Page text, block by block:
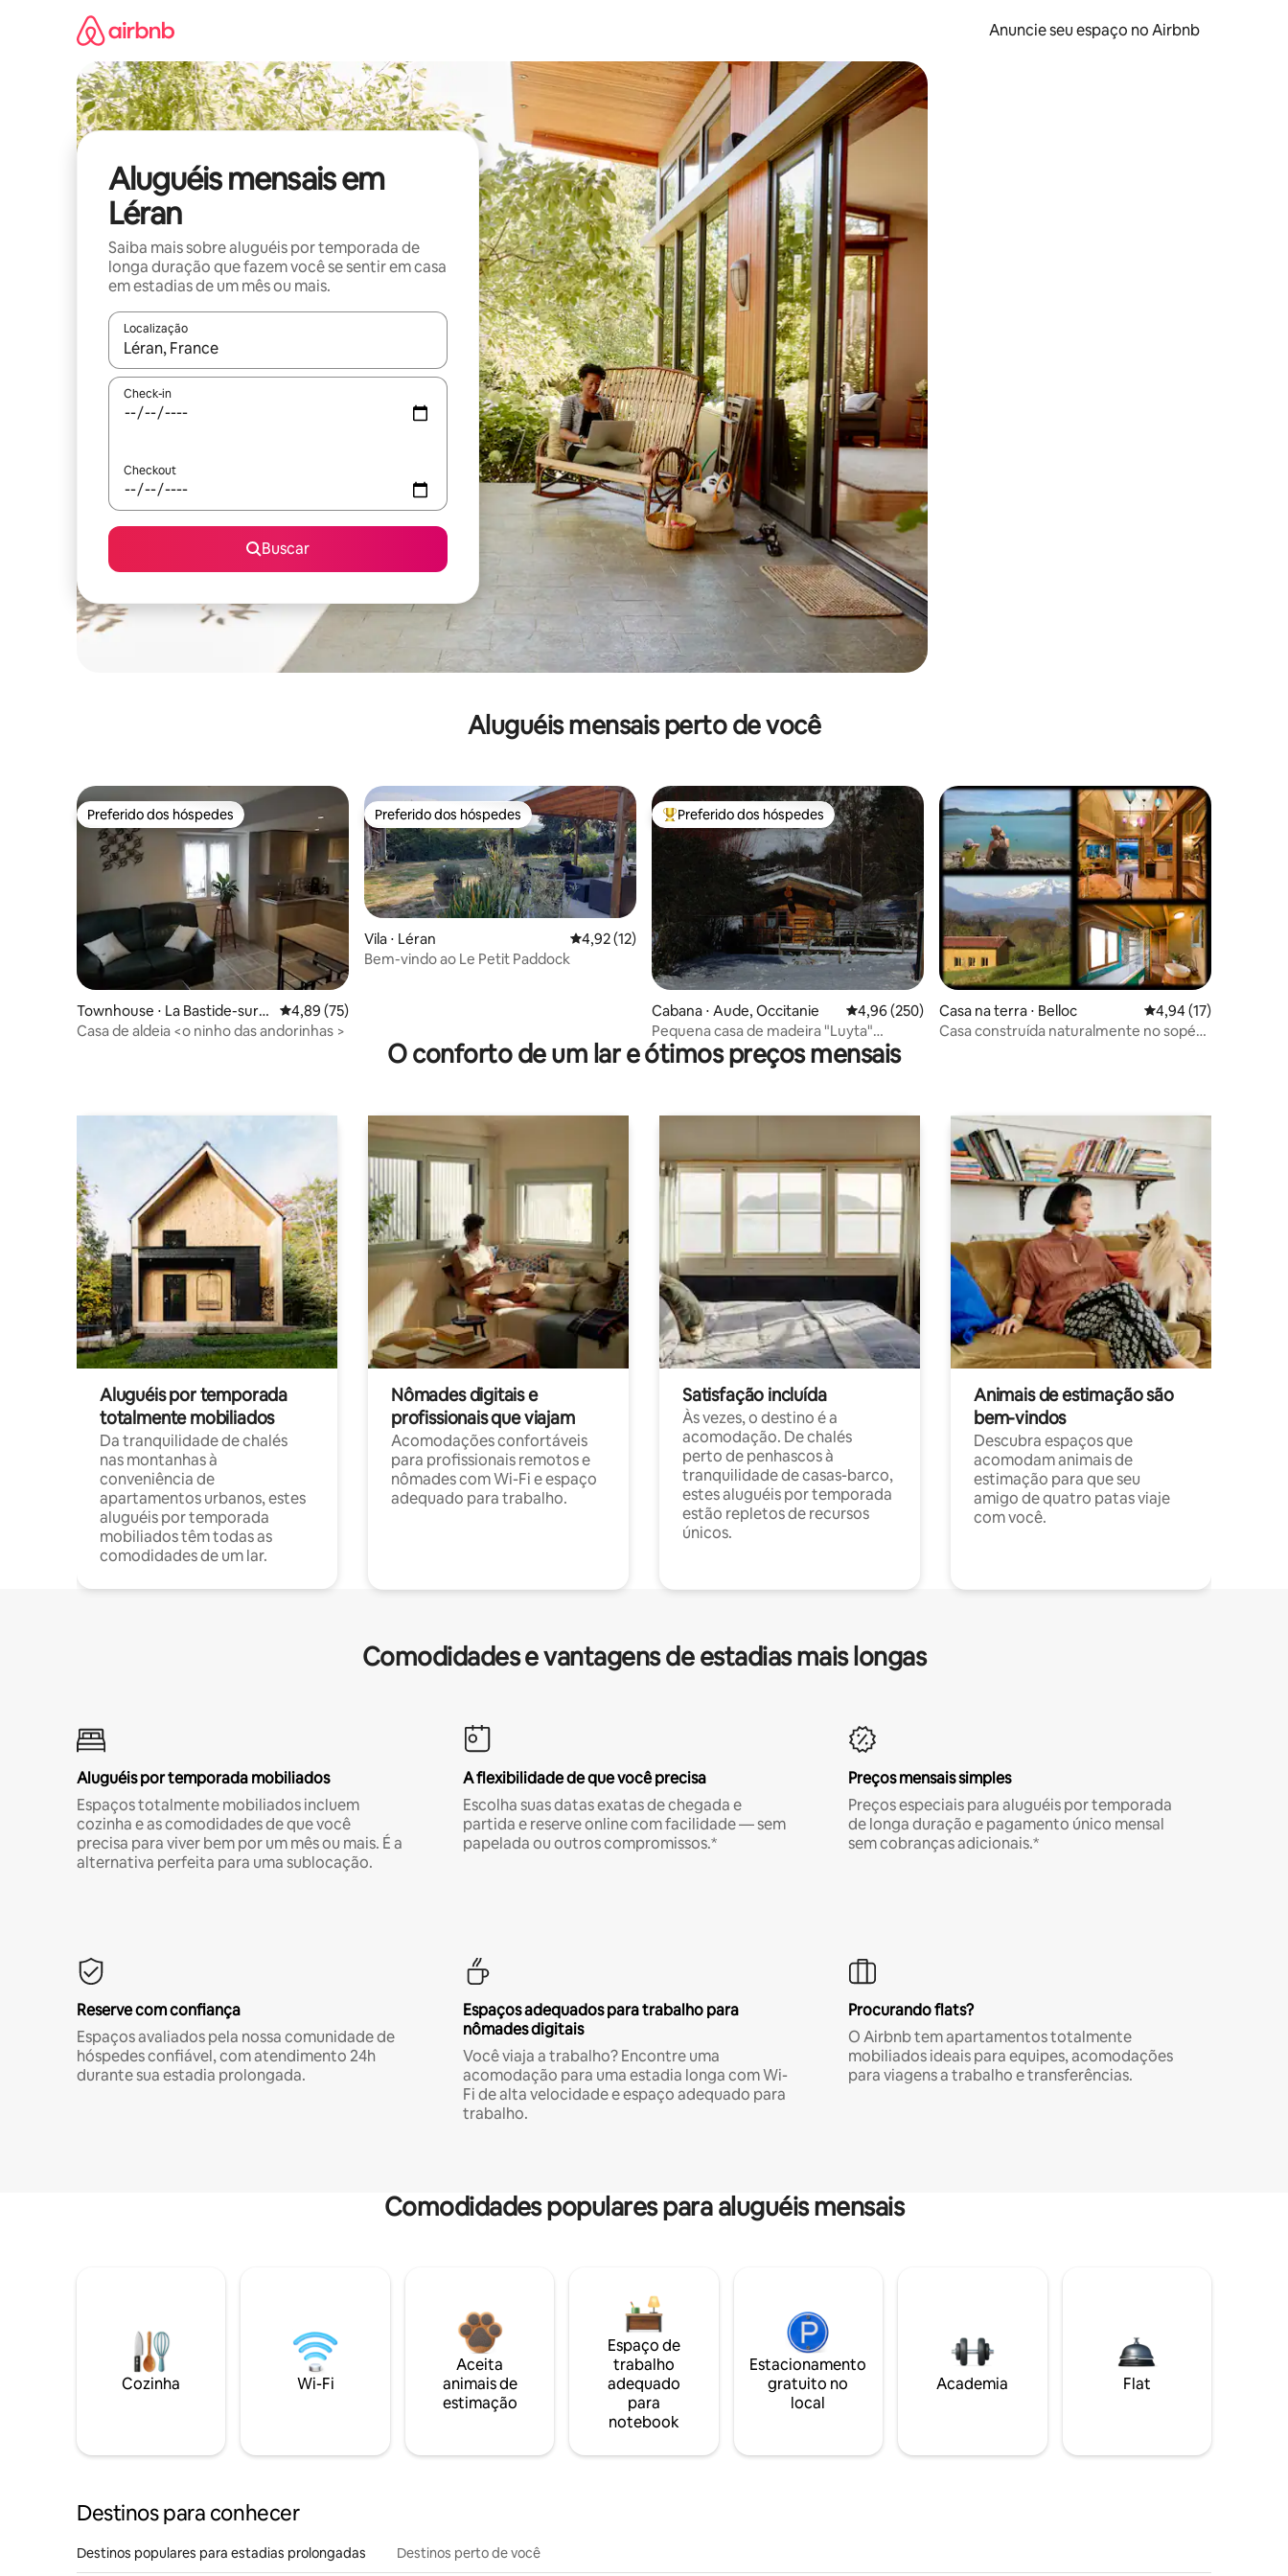
Anuncie seu espaço no Airbnb
Aluguéis mensais em
Léran
Saiba mais sobre aluguéis por temporada de
longa duração que fazem você se sentir em casa
em estadias de um mês ou mais.
Localização
Quando os resultados estiverem disponíveis, explore-os usando as seta para cima e para baixo do teclado ou tocando e deslizando o dedo na tela.
Check-in
Checkout
Buscar
Aluguéis mensais perto de você
Preferido dos hóspedes
Preferido dos hóspedes
Townhouse ⋅ La Bastide-sur-
l'Hers
4,89 de uma avaliação média de 5, 75 avaliações
4,89 (75)
Casa de aldeia <o ninho das andorinhas >
Preferido dos hóspedes
Preferido dos hóspedes
Vila ⋅ Léran 4,92 de uma avaliação média de 5, 12 avaliações
4,92 (12)
Bem-vindo ao Le Petit Paddock
Entre os melhores preferidos dos hóspedes
Preferido dos hóspedes
Cabana ⋅ Aude, Occitanie 4,96 de uma avaliação média de 5, 250 avaliações
4,96 (250)
Pequena casa de madeira "Luyta"
cercada por florestas
Casa na terra ⋅ Belloc 4,94 de uma
4,94 (17)
Casa construída naturalmente no sopé
O conforto de um lar e ótimos preços mensais
Aluguéis por temporada
totalmente mobiliados
Da tranquilidade de chalés
nas montanhas à
conveniência de
apartamentos urbanos, estes
aluguéis por temporada
mobiliados têm todas as
comodidades de um lar.
Nômades digitais e
profissionais que viajam
Acomodações confortáveis
para profissionais remotos e
nômades com Wi-Fi e espaço
adequado para trabalho.
Satisfação incluída
Às vezes, o destino é a
acomodação. De chalés
perto de penhascos à
tranquilidade de casas-barco,
estes aluguéis por temporada
estão repletos de recursos
únicos.
Animais de estimação são
bem-vindos
Descubra espaços que
acomodam animais de
estimação para que seu
amigo de quatro patas viaje
com você.
Comodidades e vantagens de estadias mais longas
Aluguéis por temporada mobiliados
Espaços totalmente mobiliados incluem
cozinha e as comodidades de que você
precisa para viver bem por um mês ou mais. É a
alternativa perfeita para uma sublocação.
A flexibilidade de que você precisa
Escolha suas datas exatas de chegada e
partida e reserve online com facilidade — sem
papelada ou outros compromissos.*
Preços mensais simples
Preços especiais para aluguéis por temporada
de longa duração e pagamento único mensal
sem cobranças adicionais.*
Reserve com confiança
Espaços avaliados pela nossa comunidade de
hóspedes confiável, com atendimento 24h
durante sua estadia prolongada.
Espaços adequados para trabalho para
nômades digitais
Você viaja a trabalho? Encontre uma
acomodação para uma estadia longa com Wi-
Fi de alta velocidade e espaço adequado para
trabalho.
Procurando flats?
O Airbnb tem apartamentos totalmente
mobiliados ideais para equipes, acomodações
para viagens a trabalho e transferências.
Comodidades populares para aluguéis mensais
Cozinha Wi-Fi
Aceita
animais de
estimação
Espaço de
trabalho
adequado
para
notebook
Estacionamento
gratuito no
local
Academia Flat
Destinos para conhecer
Destinos populares para estadias prolongadas Destinos perto de você